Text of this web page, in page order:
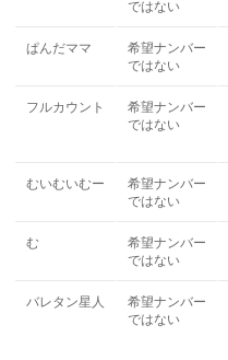
ではない
ぱんだママ
希望ナンバー
ではない
フルカウント
希望ナンバー
ではない
むいむいむー
希望ナンバー
ではない
む
希望ナンバー
ではない
バレタン星人
希望ナンバー
ではない